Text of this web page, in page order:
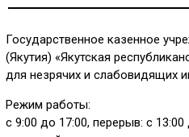
Государственное казенное
(Якутия) «Якутская
для незрячих и слабовидящих
Режим работы:
с 9:00 до 17:00, перерыв: с 13:00